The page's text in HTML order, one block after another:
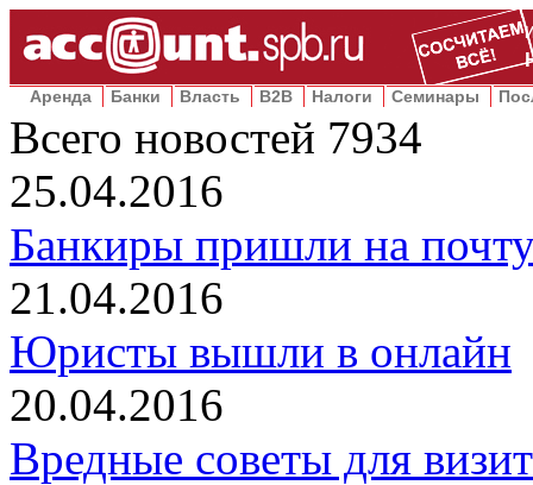
Аренда Банки Власть B2B Налоги Семинары
Всего новостей 7934
25.04.2016
Банкиры пришли на
21.04.2016
Юристы вышли в онлайн
20.04.2016
Вредные советы для